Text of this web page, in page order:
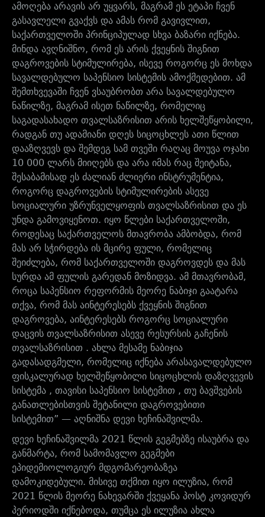
ამოღება არავის არ უყვარს, მაგრამ ეს ეტაპი ჩვენ
გასავლელი გვაქვს და ამას რომ გავივლით,
საქართველოში პრინციპულად სხვა ბაზარი იქნება.
მინდა ავღნიშნო, რომ ეს არის ქვეყნის შიგნით
დაგროვების სტიმულირება, ისევე როგორც ეს მოხდა
სავალდებულო საპენსიო სისტემის ამოქმედებით. ამ
შემთხვევაში ჩვენ ვსაუბრობთ არა სავალდებულო
ნაწილზე, მაგრამ ისეთ ნაწილზე, რომელიც
საგადასახადო თვალსაზრისით არის ხელშეწყობილი,
რადგან თუ ადამიანი დღეს სიცოცხლეს ათი წლით
დააზღვევს და შემდეგ სამ თვეში რაღაც მოუვა ოჯახი
10 000 ლარს მიიღებს და არა იმას რაც შეიტანა,
შესაბამისად ეს ძალიან ძლიერი ინსტრუმენტია,
როგორც დაგროვების სტიმულირების ასევე
სოციალური უზრუნველყოფის თვალსაზრისით და ეს
უნდა გამოვიყენოთ. იყო წლები საქართველოში,
როდესაც საქართველოს მთავრობა ამბობდა, რომ
მას არ სჭირდება ის მცირე ფული, რომელიც
შეიძლება, რომ საქართველოში დაგროვდეს და მას
სურდა ამ ფულის გარედან მოზიდვა. ამ მთავრობამ,
როცა საპენსიო რეფორმის მეორე ნაბიჯი გაატარა
თქვა, რომ მას აინტერესებს ქვეყნის შიგნით
დაგროვება, აინტერესებს როგორც სოციალური
დაცვის თვალსაზრისით ასევე რესურსის გაჩენის
თვალსაზრისით . ახლა მესამე ნაბიჯია
გადასადგმელი, რომელიც იქნება არასავალდებულო
ფისკალურად ხელშეწყობილი სიცოცხლის დაზღვევის
სისტემა , თავისი საპენსიო სისტემით , თუ ბავშვების
განათლებისთვის შეტანილი დაგროვებითი
სისტემით” — აღნიშნა დევი ხეჩინაშვილმა.
დევი ხეჩინაშვილმა 2021 წლის გეგმებზე ისაუბრა და
განმარტა, რომ სამომავლო გეგმები
ეპიდემიოლოგიურ მდგომარეობაზეა
დამოკიდებული. მისივე თქმით იყო ილუზია, რომ
2021 წლის მეორე ნახევარში ქვეყანა პოსტ კოვიდურ
პერიოდში იქნებოდა, თუმცა ეს ილუზია ახლა